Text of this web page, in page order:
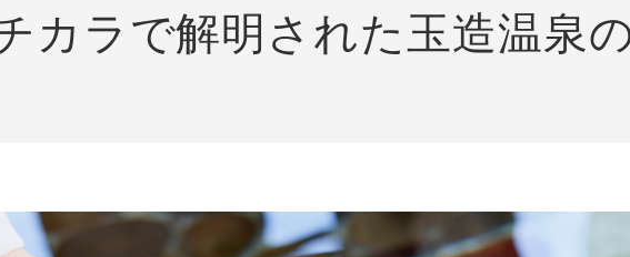
カラで解明された玉造温泉